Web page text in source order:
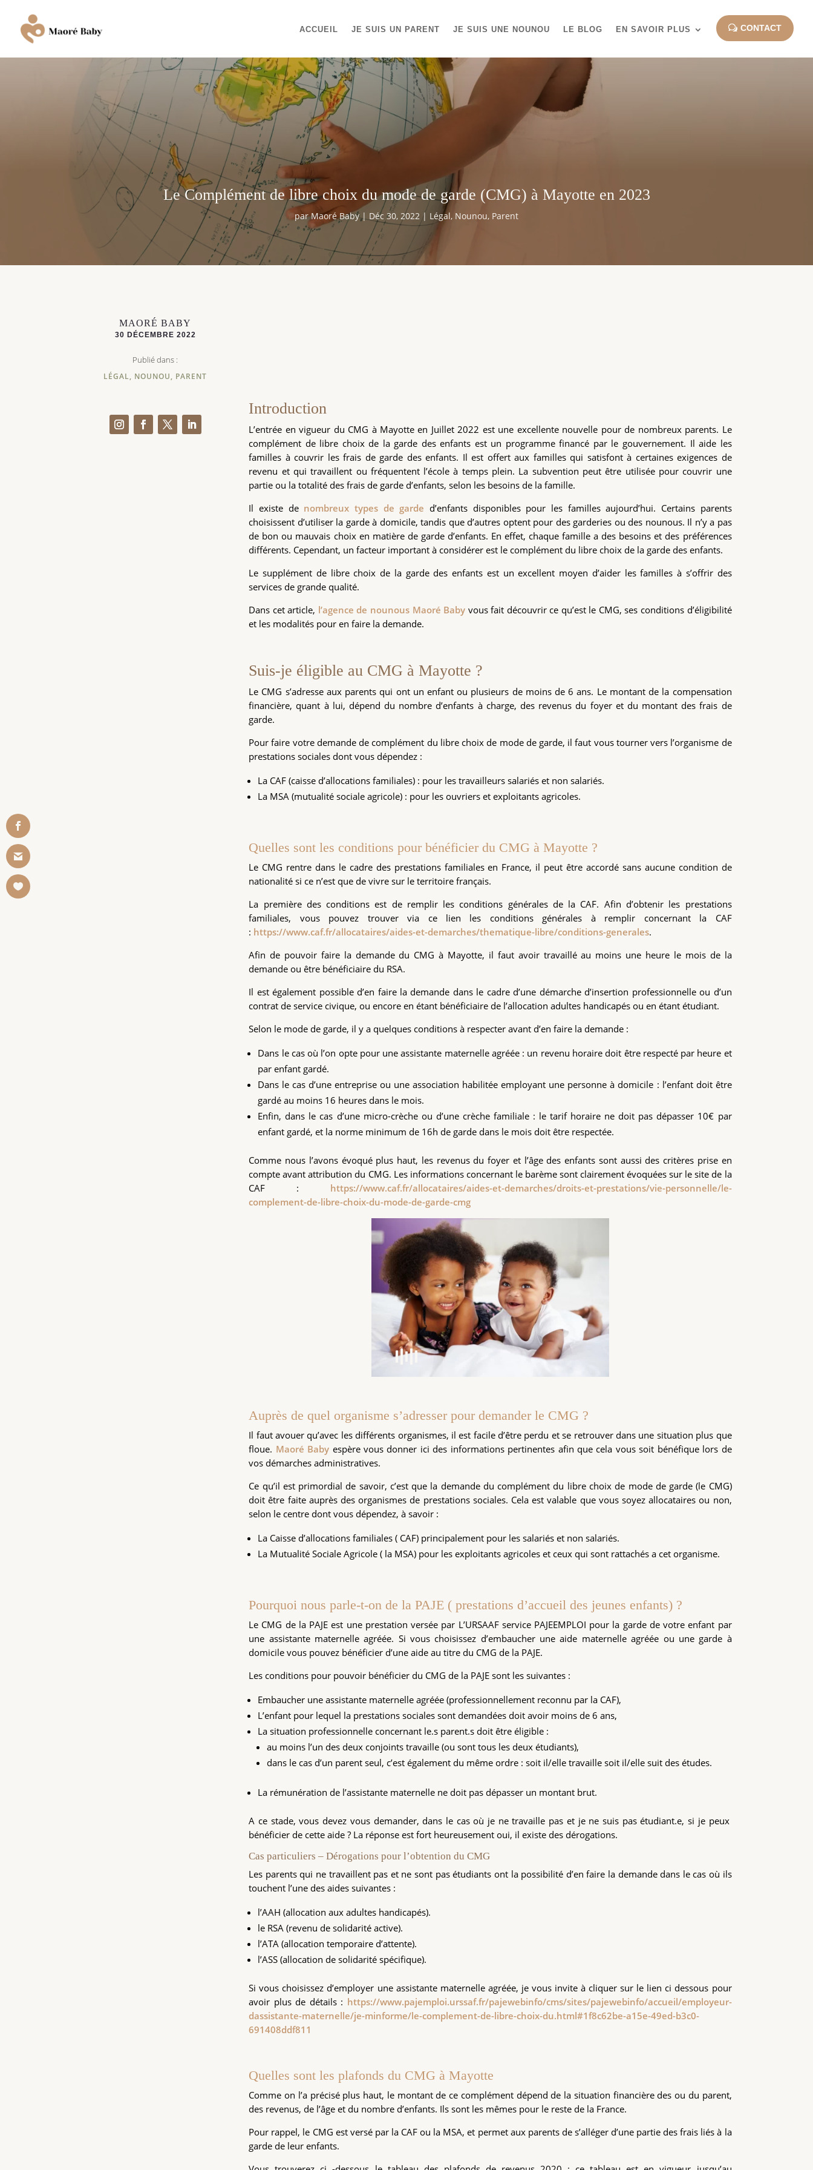
ACCUEIL JE SUIS UN PARENT JE SUIS UNE NOUNOU LE BLOG EN SAVOIR PLUS CONTACT
Le Complément de libre choix du mode de garde (CMG) à Mayotte en 2023
parMaoré Baby| Déc 30, 2022 | Légal, Nounou, Parent
MAORÉ BABY
30 DÉCEMBRE 2022
Publié dans :
LÉGAL, NOUNOU, PARENT
Introduction
L’entrée en vigueur du CMG à Mayotte en Juillet 2022 est une excellente nouvelle pour de nombreux parents. Le
complément de libre choix de la garde des enfants est un programme financé par le gouvernement. Il aide les
familles à couvrir les frais de garde des enfants. Il est offert aux familles qui satisfont à certaines exigences de
revenu et qui travaillent ou fréquentent l’école à temps plein. La subvention peut être utilisée pour couvrir une
partie ou la totalité des frais de garde d’enfants, selon les besoins de la famille.
Il existe de nombreux types de garde d’enfants disponibles pour les familles aujourd’hui. Certains parents
choisissent d’utiliser la garde à domicile, tandis que d’autres optent pour des garderies ou des nounous. Il n’y a pas
de bon ou mauvais choix en matière de garde d’enfants. En effet, chaque famille a des besoins et des préférences
différents. Cependant, un facteur important à considérer est le complément du libre choix de la garde des enfants.
Le supplément de libre choix de la garde des enfants est un excellent moyen d’aider les familles à s’offrir des
services de grande qualité.
Dans cet article, l’agence de nounous Maoré Baby vous fait découvrir ce qu’est le CMG, ses conditions d’éligibilité
et les modalités pour en faire la demande.
Suis-je éligible au CMG à Mayotte ?
Le CMG s’adresse aux parents qui ont un enfant ou plusieurs de moins de 6 ans. Le montant de la compensation
financière, quant à lui, dépend du nombre d’enfants à charge, des revenus du foyer et du montant des frais de
garde.
Pour faire votre demande de complément du libre choix de mode de garde, il faut vous tourner vers l’organisme de
prestations sociales dont vous dépendez :
La CAF (caisse d’allocations familiales) : pour les travailleurs salariés et non salariés.
La MSA (mutualité sociale agricole) : pour les ouvriers et exploitants agricoles.
Quelles sont les conditions pour bénéficier du CMG à Mayotte ?
Le CMG rentre dans le cadre des prestations familiales en France, il peut être accordé sans aucune condition de
nationalité si ce n’est que de vivre sur le territoire français.
La première des conditions est de remplir les conditions générales de la CAF. Afin d’obtenir les prestations
familiales, vous pouvez trouver via ce lien les conditions générales à remplir concernant la CAF
: https://www.caf.fr/allocataires/aides-et-demarches/thematique-libre/conditions-generales.
Afin de pouvoir faire la demande du CMG à Mayotte, il faut avoir travaillé au moins une heure le mois de la
demande ou être bénéficiaire du RSA.
Il est également possible d’en faire la demande dans le cadre d’une démarche d’insertion professionnelle ou d’un
contrat de service civique, ou encore en étant bénéficiaire de l’allocation adultes handicapés ou en étant étudiant.
Selon le mode de garde, il y a quelques conditions à respecter avant d’en faire la demande :
Dans le cas où l’on opte pour une assistante maternelle agréée : un revenu horaire doit être respecté par heure et
par enfant gardé.
Dans le cas d’une entreprise ou une association habilitée employant une personne à domicile : l’enfant doit être
gardé au moins 16 heures dans le mois.
Enfin, dans le cas d’une micro-crèche ou d’une crèche familiale : le tarif horaire ne doit pas dépasser 10€ par
enfant gardé, et la norme minimum de 16h de garde dans le mois doit être respectée.
Comme nous l’avons évoqué plus haut, les revenus du foyer et l’âge des enfants sont aussi des critères prise en
compte avant attribution du CMG. Les informations concernant le barème sont clairement évoquées sur le site de la
CAF : https://www.caf.fr/allocataires/aides-et-demarches/droits-et-prestations/vie-personnelle/le-
complement-de-libre-choix-du-mode-de-garde-cmg
Auprès de quel organisme s’adresser pour demander le CMG ?
Il faut avouer qu’avec les différents organismes, il est facile d’être perdu et se retrouver dans une situation plus que
floue. Maoré Baby espère vous donner ici des informations pertinentes afin que cela vous soit bénéfique lors de
vos démarches administratives.
Ce qu’il est primordial de savoir, c’est que la demande du complément du libre choix de mode de garde (le CMG)
doit être faite auprès des organismes de prestations sociales. Cela est valable que vous soyez allocataires ou non,
selon le centre dont vous dépendez, à savoir :
La Caisse d’allocations familiales ( CAF) principalement pour les salariés et non salariés.
La Mutualité Sociale Agricole ( la MSA) pour les exploitants agricoles et ceux qui sont rattachés a cet organisme.
Pourquoi nous parle-t-on de la PAJE ( prestations d’accueil des jeunes enfants) ?
Le CMG de la PAJE est une prestation versée par L’URSAAF service PAJEEMPLOI pour la garde de votre enfant par
une assistante maternelle agréée. Si vous choisissez d’embaucher une aide maternelle agréée ou une garde à
domicile vous pouvez bénéficier d’une aide au titre du CMG de la PAJE.
Les conditions pour pouvoir bénéficier du CMG de la PAJE sont les suivantes :
Embaucher une assistante maternelle agréée (professionnellement reconnu par la CAF),
L’enfant pour lequel la prestations sociales sont demandées doit avoir moins de 6 ans,
La situation professionnelle concernant le.s parent.s doit être éligible :
au moins l’un des deux conjoints travaille (ou sont tous les deux étudiants),
dans le cas d’un parent seul, c’est également du même ordre : soit il/elle travaille soit il/elle suit des études.
La rémunération de l’assistante maternelle ne doit pas dépasser un montant brut.
A ce stade, vous devez vous demander, dans le cas où je ne travaille pas et je ne suis pas étudiant.e, si je peux
bénéficier de cette aide ? La réponse est fort heureusement oui, il existe des dérogations.
Cas particuliers – Dérogations pour l’obtention du CMG
Les parents qui ne travaillent pas et ne sont pas étudiants ont la possibilité d’en faire la demande dans le cas où ils
touchent l’une des aides suivantes :
l’AAH (allocation aux adultes handicapés).
le RSA (revenu de solidarité active).
l’ATA (allocation temporaire d’attente).
l’ASS (allocation de solidarité spécifique).
Si vous choisissez d’employer une assistante maternelle agréée, je vous invite à cliquer sur le lien ci dessous pour
avoir plus de détails : https://www.pajemploi.urssaf.fr/pajewebinfo/cms/sites/pajewebinfo/accueil/employeur-
dassistante-maternelle/je-minforme/le-complement-de-libre-choix-du.html#1f8c62be-a15e-49ed-b3c0-
691408ddf811
Quelles sont les plafonds du CMG à Mayotte
Comme on l’a précisé plus haut, le montant de ce complément dépend de la situation financière des ou du parent,
des revenus, de l’âge et du nombre d’enfants. Ils sont les mêmes pour le reste de la France.
Pour rappel, le CMG est versé par la CAF ou la MSA, et permet aux parents de s’alléger d’une partie des frais liés à la
garde de leur enfants.